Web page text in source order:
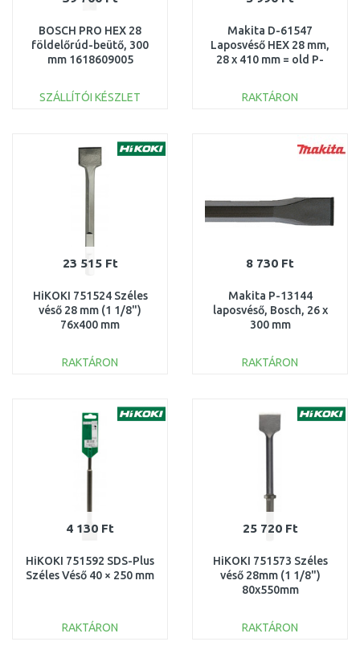
BOSCH PRO HEX 28
földelőrúd-beütő, 300
mm 1618609005
SZÁLLÍTÓI KÉSZLET
Összehasonlítás
Makita D-61547
Laposvéső HEX 28 mm,
28 x 410 mm = old P-
RAKTÁRON
Összehasonlítás
23 515 Ft
HiKOKI 751524 Széles
véső 28 mm (1 1/8")
76x400 mm
RAKTÁRON
Összehasonlítás
8 730 Ft
Makita P-13144
laposvéső, Bosch, 26 x
300 mm
RAKTÁRON
Összehasonlítás
4 130 Ft
HiKOKI 751592 SDS-Plus
Széles Véső 40 × 250 mm
RAKTÁRON
25 720 Ft
HiKOKI 751573 Széles
véső 28mm (1 1/8")
80x550mm
RAKTÁRON